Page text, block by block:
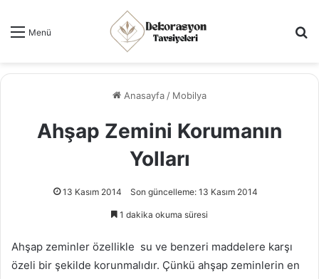
Menü
Anasayfa / Mobilya
Ahşap Zemini Korumanın
Yolları
13 Kasım 2014 Son güncelleme: 13 Kasım 2014
1 dakika okuma süresi
Ahşap zeminler özellikle su ve benzeri maddelere karşı
özeli bir şekilde korunmalıdır. Çünkü ahşap zeminlerin en